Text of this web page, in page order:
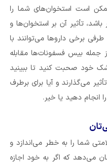
است استخوان‌های شما را
تأثیر آن بر استخوان‌ها و
برخی دارو‌ها می‌توانند با
جمله بیس فسفونات‌ها مقابله
خود صحبت کنید تا ببینید
می‌گذارند و آیا برای برطرف
انجام دهید یا خیر.
شما را به خطر می‌اندازد و
می‌دهد که اگر به خود اجازه